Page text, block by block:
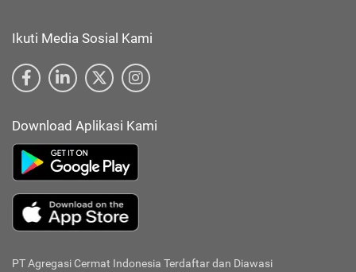
Ikuti Media Sosial Kami
Download Aplikasi Kami
PT Agregasi Cermat Indonesia Terdaftar dan Diawasi